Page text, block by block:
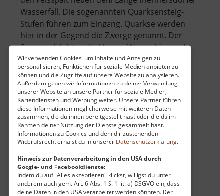
Wir verwenden Cookies, um Inhalte und Anzeigen zu
personalisieren, Funktionen für soziale Medien anbieten zu
können und die Zugriffe auf unsere Website zu analysieren.
Außerdem geben wir Informationen zu deiner Verwendung
unserer Website an unsere Partner für soziale Medien,
Kartendiensten und Werbung weiter. Unsere Partner führen
diese Informationen möglicherweise mit weiteren Daten
zusammen, die du ihnen bereitgestellt hast oder die du im
Rahmen deiner Nutzung der Dienste gesammelt hast.
Informationen zu Cookies und dem dir zustehenden
Widerufsrecht erhälst du in unserer Datenschutzerklärung.
Hinweis zur Datenverarbeitung in den USA durch
Google- und Facebookdienste:
Indem du auf "Alles akzeptieren" klickst, willigst du unter
anderem auch gem. Art. 6 Abs. 1 S. 1 lit. a) DSGVO ein, dass
deine Daten in den USA verarbeitet werden könnten. Der
Wasserfall. Die sogenannten Quarksensteig-
Stufen führen zum Eingang. Quarkse werden
hier in der Gegend die Zwerge genannt. Der
Sage nach lebten die kleinen Wesen hier und
halfen den Menschen bei ihrem schweren
Tagesw.. »weiterlesen über
Zwergenhöhle
Flugzeug Cämmerswalde
Osterzgebirge
aktuell vom 13.04.2026 / Zugriffe: 77864
37 km vom aktuellen Standort